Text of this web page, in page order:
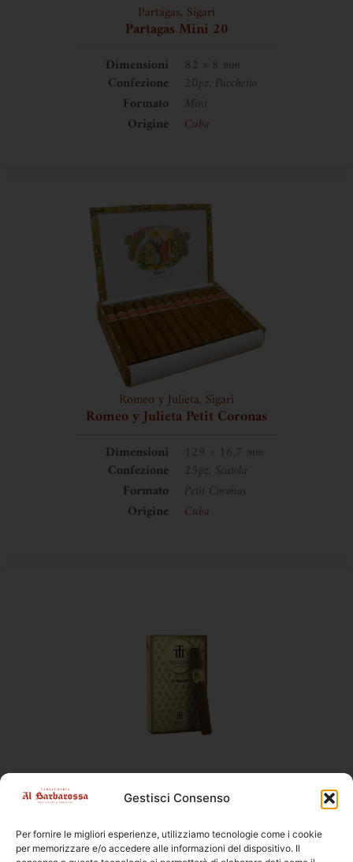
Gestisci Consenso
Per fornire le migliori esperienze, utilizziamo tecnologie come i cookie
per memorizzare e/o accedere alle informazioni del dispositivo. Il
Partagas, Sigari
Partagas Mini 20
Dimensioni
82 × 8 mm
Confezione
20pz, Pacchetto
Formato
Mini
Origine
Cuba
Romeo y Julieta, Sigari
Romeo y Julieta Petit Coronas
Dimensioni
129 × 16,7 mm
Confezione
25pz, Scatola
Formato
Petit Coronas
Origine
Cuba
Sigari ,
Trinidad Short 10
Dimensioni
82 × 12,7 mm